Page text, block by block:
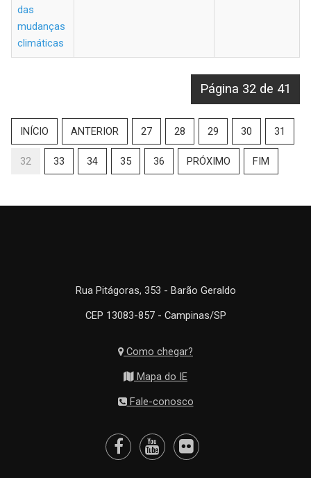
das
mudanças
climáticas
Página 32 de 41
INÍCIO ANTERIOR 27 28 29 30 31
32 33 34 35 36 PRÓXIMO FIM
Rua Pitágoras, 353 - Barão Geraldo
CEP 13083-857 - Campinas/SP
Como chegar?
Mapa do IE
Fale-conosco